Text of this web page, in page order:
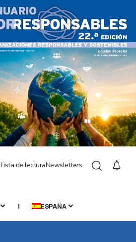
Lista de lecturaNewsletters
| ESPAÑA